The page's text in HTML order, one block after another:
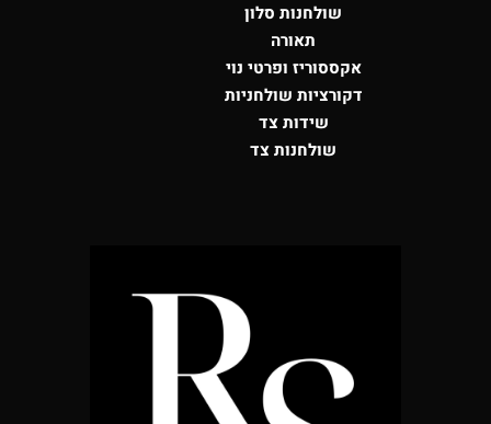
שולחנות סלון
תאורה
אקססוריז ופרטי נוי
דקורציות שולחניות
שידות צד
שולחנות צד